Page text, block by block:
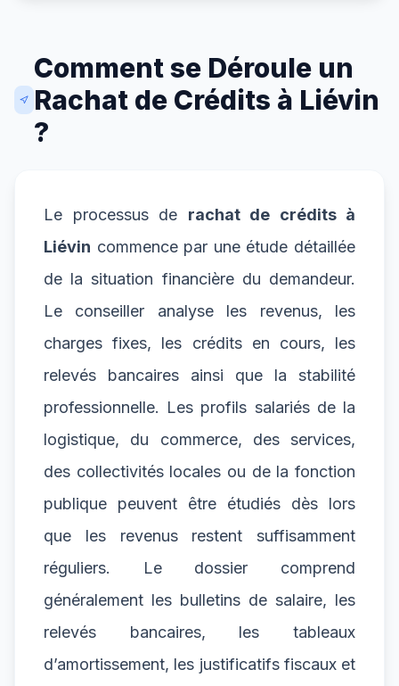
Comment se Déroule un
Rachat de Crédits à Liévin
?
Le processus de rachat de crédits à
Liévin commence par une étude détaillée
de la situation financière du demandeur.
Le conseiller analyse les revenus, les
charges fixes, les crédits en cours, les
relevés bancaires ainsi que la stabilité
professionnelle. Les profils salariés de la
logistique, du commerce, des services,
des collectivités locales ou de la fonction
publique peuvent être étudiés dès lors
que les revenus restent suffisamment
réguliers. Le dossier comprend
généralement les bulletins de salaire, les
relevés bancaires, les tableaux
d’amortissement, les justificatifs fiscaux et